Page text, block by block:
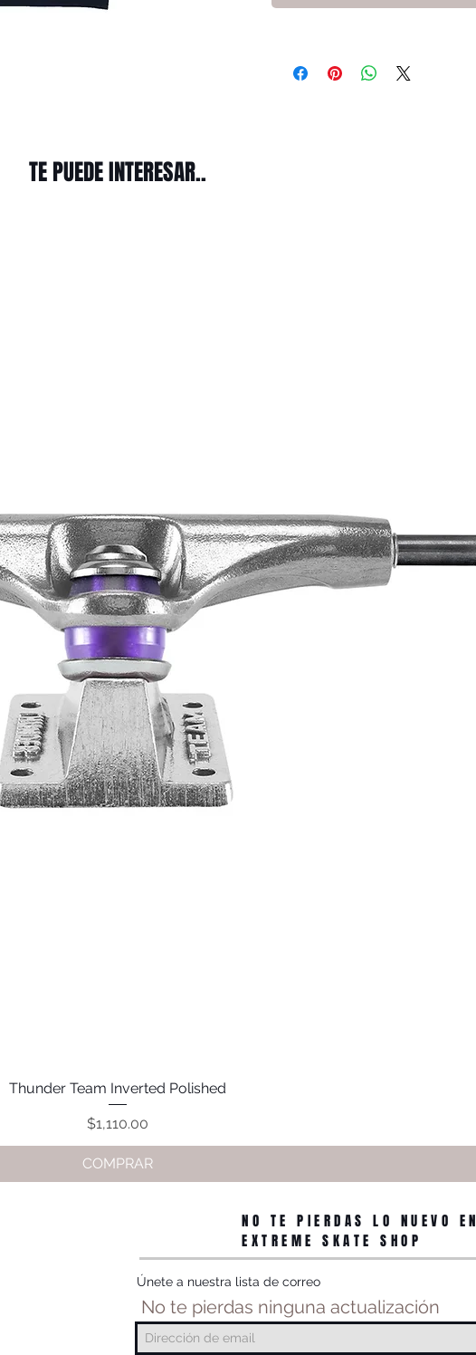
TE PUEDE INTERESAR..
Vista rápida
Thunder Team Inverted Polished
Precio
$1,110.00
COMPRAR
NO TE PIERDAS LO NUEVO EN
EXTREME SKATE SHOP
Únete a nuestra lista de correo
No te pierdas ninguna actualización